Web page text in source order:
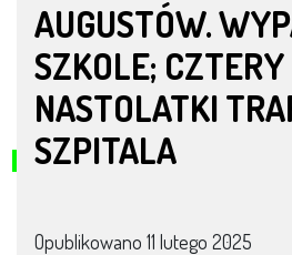
AUGUSTÓW.
SZKOLE; CZTERY
NASTOLATKI
SZPITALA
Opublikowano 11 lutego 2025